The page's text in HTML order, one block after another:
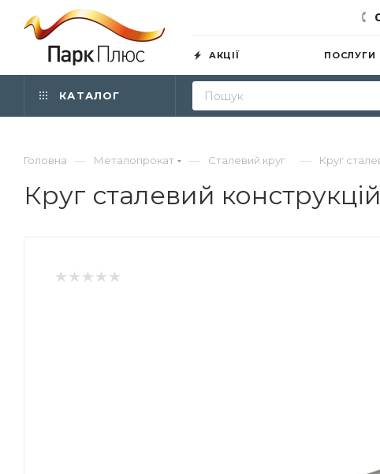
АКЦІЇ ПОСЛУГИ
КАТАЛОГ
Головна — Металопрокат — Сталевий круг — Круг
Круг сталевий